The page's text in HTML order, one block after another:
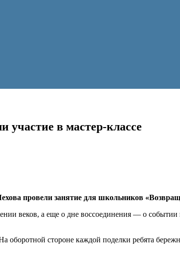
в мастер-классе
провели занятие для школьников
веков, а еще о дне воссоединения — о событии
оборотной стороне каждой поделки ребята